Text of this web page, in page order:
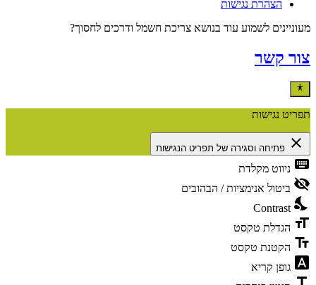
הצהרת נגישות
מעוניינים לשמוע עוד בנושא צריכת חשמל ודרכים לחסוך?
צור קשר
תפריט נגישות
close פתיחה וסגירה של תפריט הנגישות
keyboard ניווט מקלדת
visibility_off ביטול אנימציות / הבהובים
nights_stay
Contrast
format_size הגדלת טקסט
text_fields הקטנת טקסט
font_download גופן קריא